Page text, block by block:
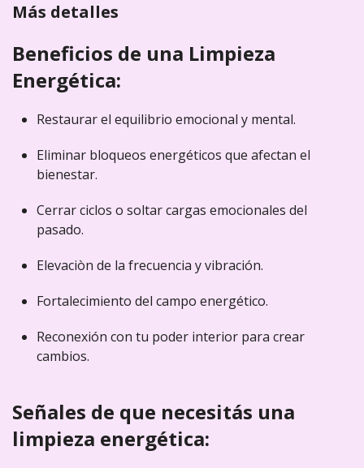
Más detalles
Beneficios de una Limpieza
Energética:
Restaurar el equilibrio emocional y mental.
Eliminar bloqueos energéticos que afectan el
bienestar.
Cerrar ciclos o soltar cargas emocionales del
pasado.
Elevaciòn de la frecuencia y vibración.
Fortalecimiento del campo energético.
Reconexión con tu poder interior para crear
cambios.
Señales de que necesitás una
limpieza energética: